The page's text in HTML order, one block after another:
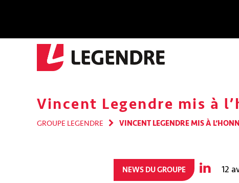
Vincent Legendre mis à
GROUPE LEGENDRE VINCENT LEGENDRE MIS À
NEWS DU GROUPE 12